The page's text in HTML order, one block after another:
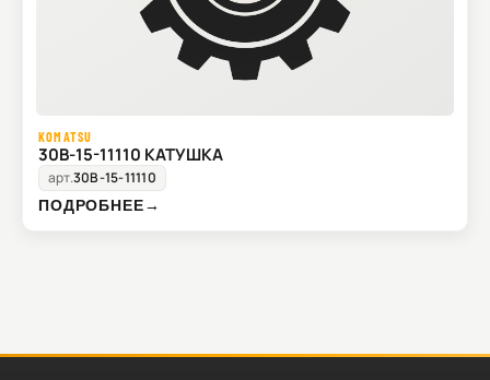
KOMATSU
30B-15-11110 КАТУШКА
арт.30B-15-11110
ПОДРОБНЕЕ→